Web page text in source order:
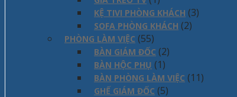
KỆ TIVI PHÒNG KHÁCH (3)
SOFA PHÒNG KHÁCH (2)
PHÒNG LÀM VIỆC (55)
BÀN GIÁM ĐỐC (2)
BÀN HỘC PHỤ (1)
BÀN PHÒNG LÀM VIỆC (11)
GHẾ GIÁM ĐỐC (5)